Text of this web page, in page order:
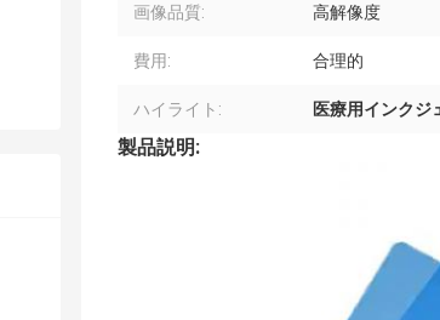
画像品質: 高解像度
費用: 合理的
ハイライト: 医療用インクジ
製品説明: